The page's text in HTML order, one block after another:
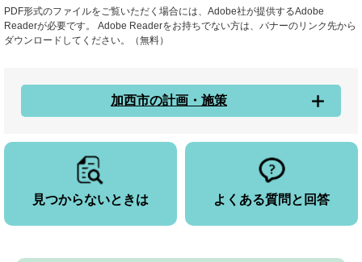
PDF形式のファイルをご覧いただく場合には、Adobe社が提供するAdobe
Readerが必要です。
Adobe Readerをお持ちでない方は、バナーのリンク先から
ダウンロードしてください。（無料）
加西市の計画・施策
見つからないときは よくある質問と回答